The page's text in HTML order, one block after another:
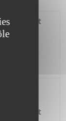
10€ la part
10€ la part